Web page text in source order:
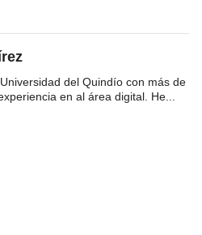
del Quindío con más de
en al área digital. He